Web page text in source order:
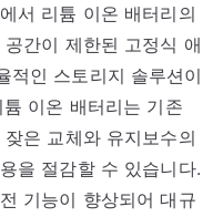
서 리튬 이온 배터리의
간이 제한된 고정식 애
적인 스토리지 솔루션이
이온 배터리는 기존
은 교체와 유지보수의
을 절감할 수 있습니다.
기능이 향상되어 대규